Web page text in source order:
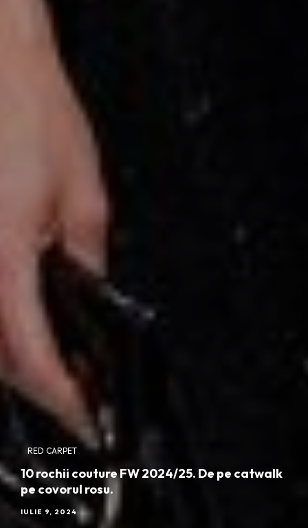
RED CARPET
10 rochii couture FW 2024/25. De pe catwalk
pe covorul rosu.
IULIE 9, 2024